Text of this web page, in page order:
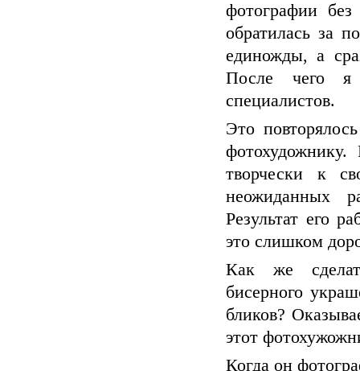
фотографии
обратилась за
единожды, а
После чего я
специалистов.
Это
творчески к
неожиданных
Результат его
это слишком
Как же
бисерного
бликов?
этот
Когда он